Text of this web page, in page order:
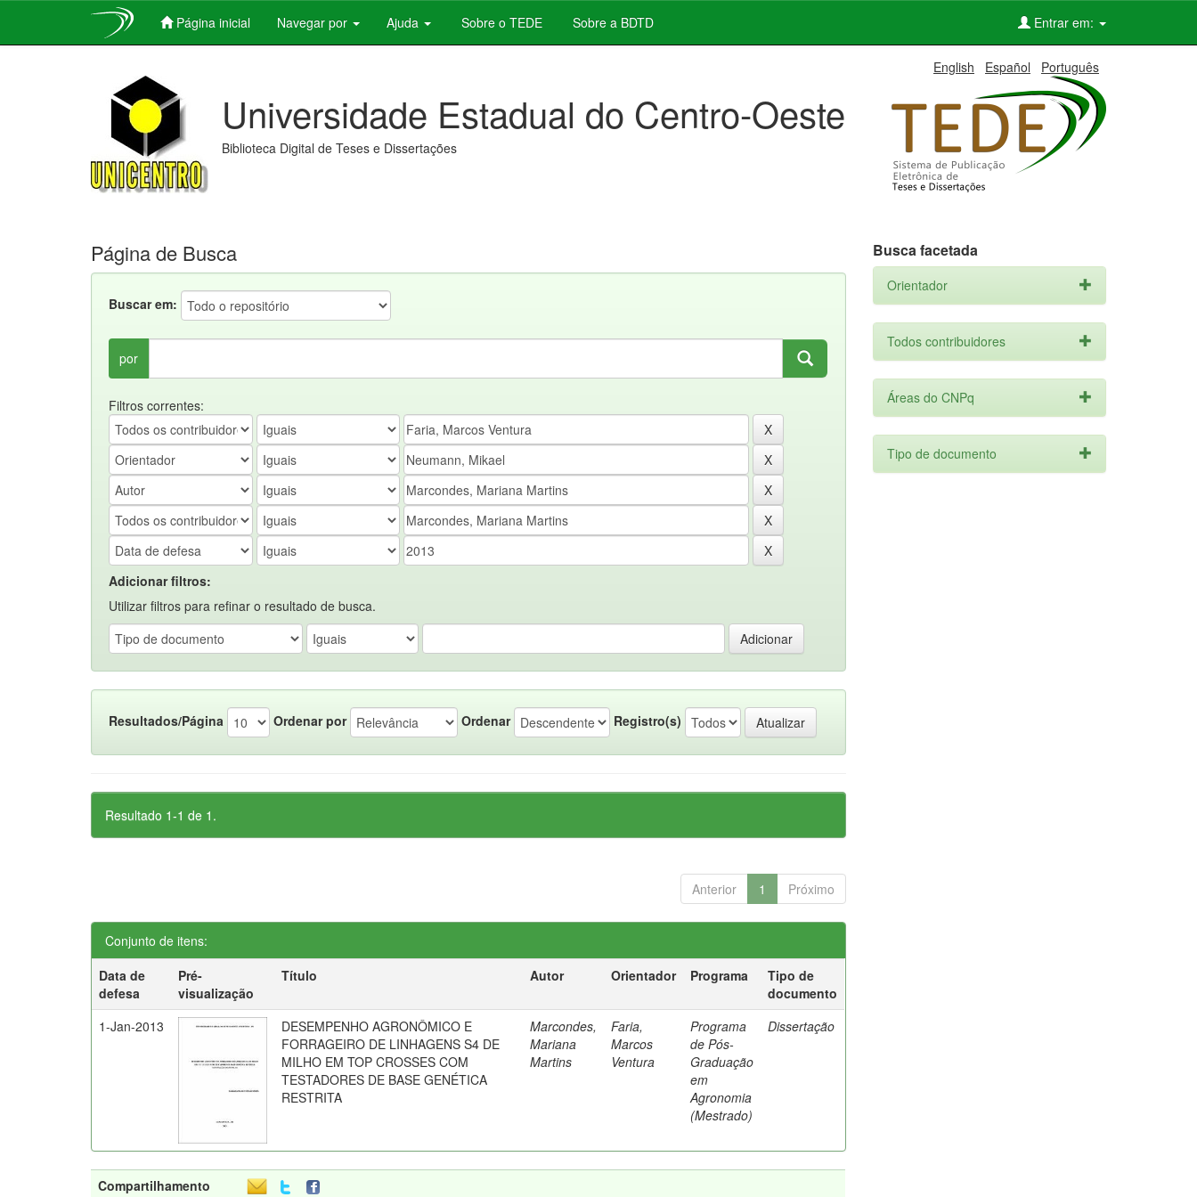
Página inicial Navegar por Ajuda Sobre o TEDE Sobre a BDTD Entrar em:
English Español Português
Universidade Estadual do Centro-Oeste
Biblioteca Digital de Teses e Dissertações
Página de Busca
Buscar em:
por
Filtros correntes:
Adicionar filtros:
Utilizar filtros para refinar o resultado de busca.
Resultados/Página Ordenar por Ordenar Registro(s)
Resultado 1-1 de 1.
Anterior 1 Próximo
Conjunto de itens:
Data de
defesa
Pré-
visualização
Título Autor Orientador Programa
Tipo de
documento
1-Jan-2013
DESEMPENHO AGRONÔMICO E
FORRAGEIRO DE LINHAGENS S4 DE
MILHO EM TOP CROSSES COM
TESTADORES DE BASE GENÉTICA
RESTRITA
Marcondes,
Mariana
Martins
Faria,
Marcos
Ventura
Programa
de Pós-
Graduação
em
Agronomia
(Mestrado)
Dissertação
Compartilhamento
Busca facetada
Orientador
Todos contribuidores
Áreas do CNPq
Tipo de documento